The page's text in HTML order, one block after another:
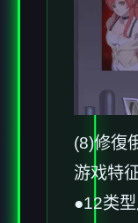
(8)修復
游戏特
●12类